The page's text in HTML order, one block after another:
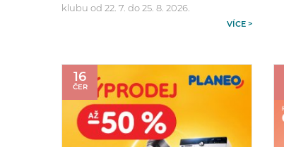
klubu od 22. 7. do 25. 8. 2026.
VÍCE >
16
ČER